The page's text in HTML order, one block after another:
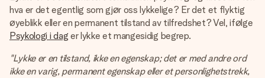
et bilde av dere eller en beskjed som virkelig berører
hjertet. Ikke noe tull, bare masse kjærlighet i øyeblikket.
hva er det egentlig som gjør oss lykkelige? Er det et flyktig
øyeblikk eller en permanent tilstand av tilfredshet? Vel, ifølge
Psykologi i dag er lykke et mangesidig begrep.
"Lykke er en tilstand, ikke en egenskap; det er med andre ord
ikke en varig, permanent egenskap eller et personlighetstrekk,